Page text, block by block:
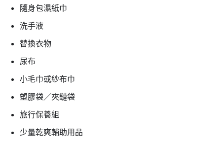
隨身包濕紙巾
洗手液
替換衣物
尿布
小毛巾或紗布巾
塑膠袋／夾鏈袋
旅行保養組
少量乾爽輔助用品